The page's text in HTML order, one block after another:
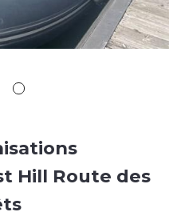
Hill Route des